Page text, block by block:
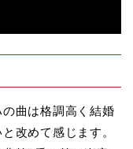
曲は格調高く結婚
改めて感じます。